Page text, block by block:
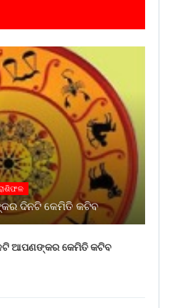
ଦିନଟି କେମିତି କଟିବ
ଆପଣଙ୍କର କେମିତି କଟିବ